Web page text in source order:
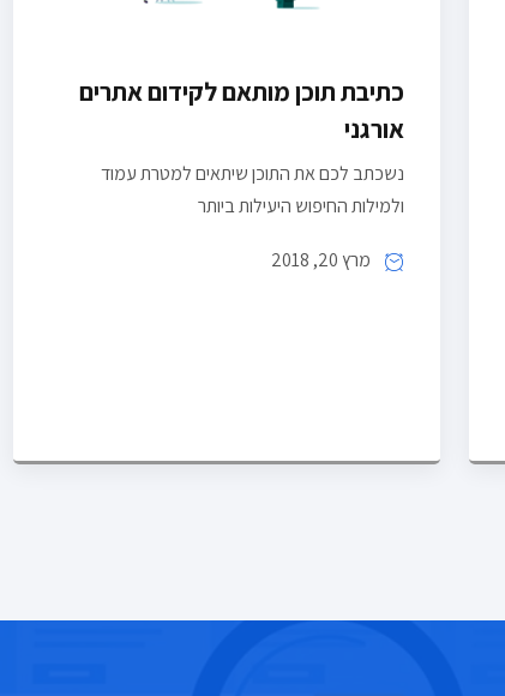
כתיבת תוכן מותאם לקידום אתרים
אורגני
נשכתב לכם את התוכן שיתאים למטרת עמוד
ולמילות החיפוש היעילות ביותר
מרץ 20, 2018